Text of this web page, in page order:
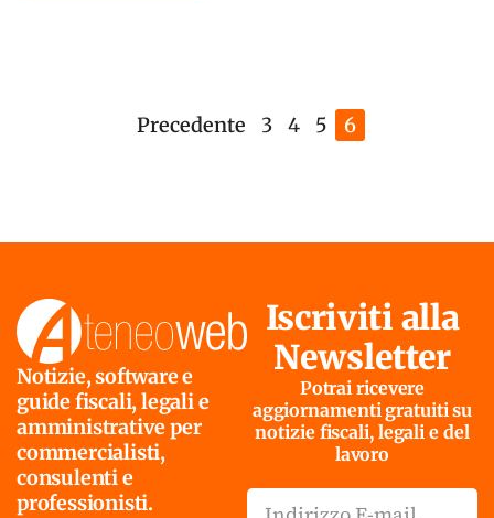
Precedente 3 4 5 6
Notizie, software e
guide fiscali, legali e
amministrative per
commercialisti,
consulenti e
professionisti.
Iscriviti alla
Newsletter
Potrai ricevere
aggiornamenti gratuiti su
notizie fiscali, legali e del
lavoro